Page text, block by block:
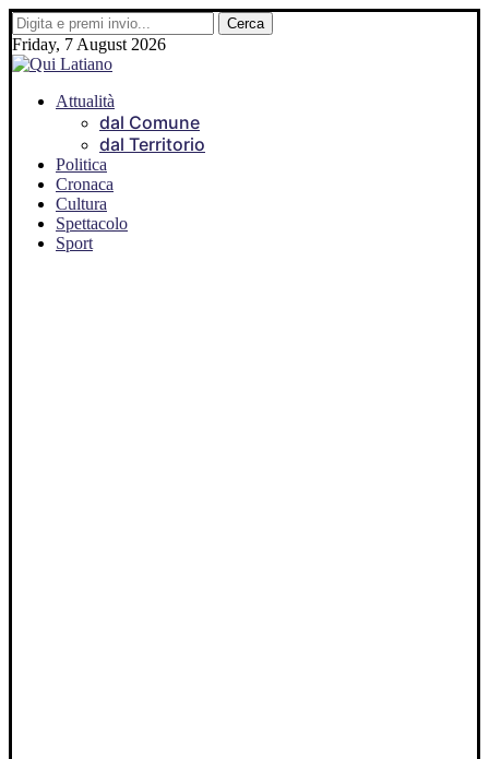
Friday, 7 August 2026
Attualità
dal Comune
dal Territorio
Politica
Cronaca
Cultura
Spettacolo
Sport